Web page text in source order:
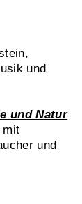
und
und Natur
mit
und